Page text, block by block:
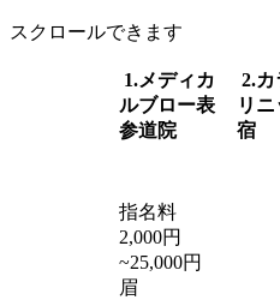
スクロールできます
1.メディカ
ルブロー表
参道院
2.カ
リ
宿
指名料
2,000円
~25,000円
眉